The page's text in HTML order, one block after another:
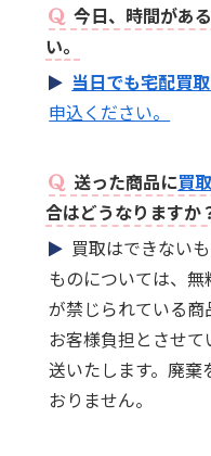
今日、時間があ
い。
当日でも宅配買
申込ください。
送った商品に買
合はどうなりますか
買取はできない
ものについては、
が禁じられている
お客様負担とさせ
送いたします。廃棄
おりません。